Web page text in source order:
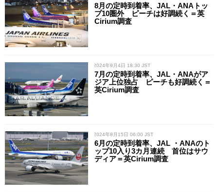
8月の定時到着率、JAL・ANAトッ
プ10圏外 ピーチは好調続く＝英
Cirium調査
/ 2024年9月4日 18:30 JST
7月の定時到着率、JAL・ANAがア
ジア上位独占 ピーチも好調続く＝
英Cirium調査
/ 2024年8月15日 06:00 JST
6月の定時到着率、JAL ・ANAのト
ップ10入り3カ月連続 首位はサウ
ディア＝英Cirium調査